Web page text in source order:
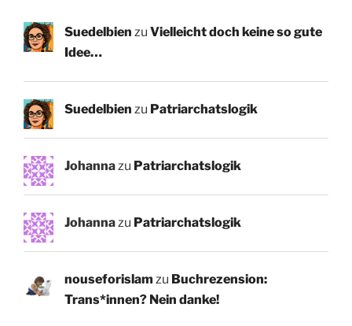
Suedelbien zu Vielleicht doch keine so gute
Idee…
Suedelbien zu Patriarchatslogik
Johannazu Patriarchatslogik
Johannazu Patriarchatslogik
nouseforislam zu Buchrezension:
Trans*innen? Nein danke!